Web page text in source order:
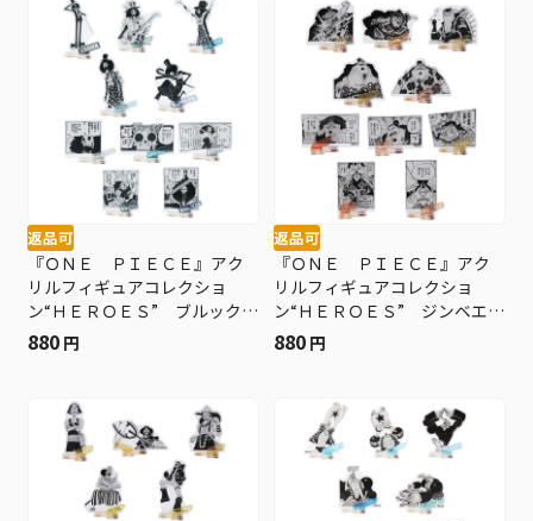
返品可
『ＯＮＥ ＰＩＥＣＥ』アク
リルフィギュアコレクショ
ン“ＨＥＲＯＥＳ” ブルック
Ｖｏｌ．１ （全１０種／ラ
ンダム１種入り） ＢＤ２
880 円
返品可
『ＯＮＥ ＰＩＥＣＥ』アク
リルフィギュアコレクショ
ン“ＨＥＲＯＥＳ” ジンベエ
Ｖｏｌ．１ （全１０種／ラ
ンダム１種入り） ＢＤ２
880 円